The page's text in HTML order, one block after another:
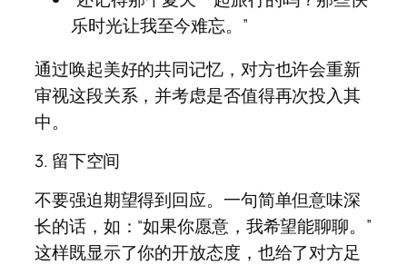
乐时光让我至今难忘。”
通过唤起美好的共同记忆，对方也许会重新
审视这段关系，并考虑是否值得再次投入其
中。
3. 留下空间
不要强迫期望得到回应。一句简单但意味深
长的话，如：“如果你愿意，我希望能聊聊。”
这样既显示了你的开放态度，也给了对方足